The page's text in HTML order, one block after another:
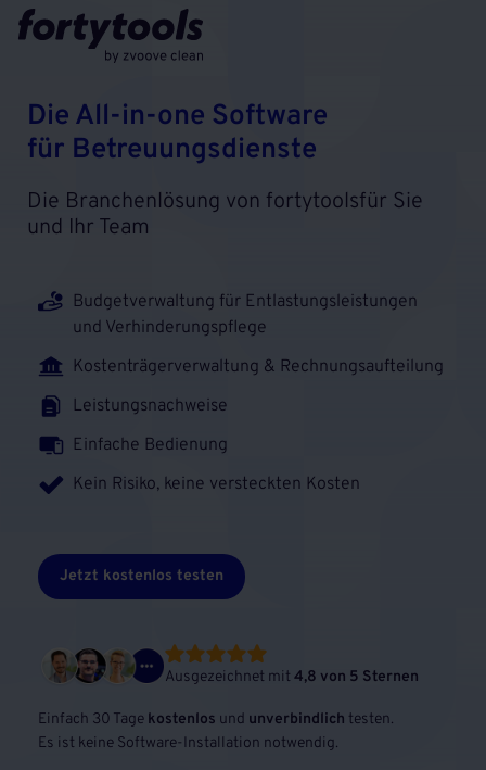
Die All-in-one Software
für Betreuungsdienste
Die Branchenlösung von fortytoolsfür Sie
und Ihr Team
Budgetverwaltung für Entlastungsleistungen
und Verhinderungspflege
Kostenträgerverwaltung & Rechnungsaufteilung
Leistungsnachweise
Einfache Bedienung
Kein Risiko, keine versteckten Kosten
Jetzt kostenlos testen
Ausgezeichnet mit 4,8 von 5 Sternen
Einfach 30 Tage kostenlos und unverbindlich testen.
Es ist keine Software-Installation notwendig.